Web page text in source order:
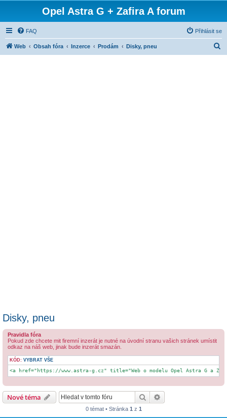
Opel Astra G + Zafira A forum
FAQ Přihlásit se
Web Obsah fóra Inzerce Prodám Disky, pneu
Disky, pneu
Pravidla fóra
Pokud zde chcete mit firemní inzerát je nutné na úvodní stranu vašich stránek umístit
odkaz na náš web, jinak bude inzerát smazán.
KÓD: VYBRAT VŠE
<a href="https://www.astra-g.cz" title="Web o modelu Opel Astra G a
Nové téma Hledat
0 témat • Stránka 1 z 1